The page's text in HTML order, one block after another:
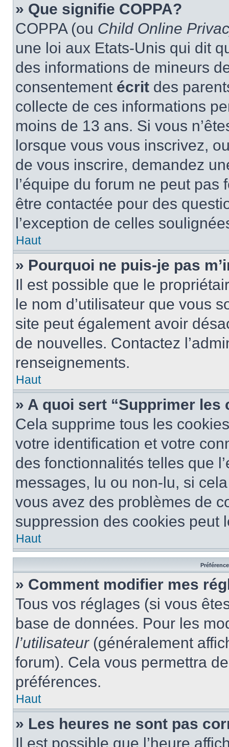
» Que signifie COPPA?
COPPA (ou Child Online
une loi aux Etats-Unis qui dit
des informations de mineurs
consentement écrit des
collecte de ces informations
moins de 13 ans. Si vous
lorsque vous vous inscrivez,
de vous inscrire, demandez
l’équipe du forum ne peut
être contactée pour des
l’exception de celles
Haut
» Pourquoi ne puis-je pas
Il est possible que le
le nom d’utilisateur que vous
site peut également avoir
de nouvelles. Contactez
renseignements.
Haut
» A quoi sert “Supprimer les
Cela supprime tous les
votre identification et votre
des fonctionnalités telles que
messages, lu ou non-lu, si
vous avez des problèmes de
suppression des cookies peut
Haut
» Comment modifier mes
Tous vos réglages (si vous
base de données. Pour les
l’utilisateur(généralement
forum). Cela vous permettra
préférences.
Haut
» Les heures ne sont pas
Il est possible que l’heure